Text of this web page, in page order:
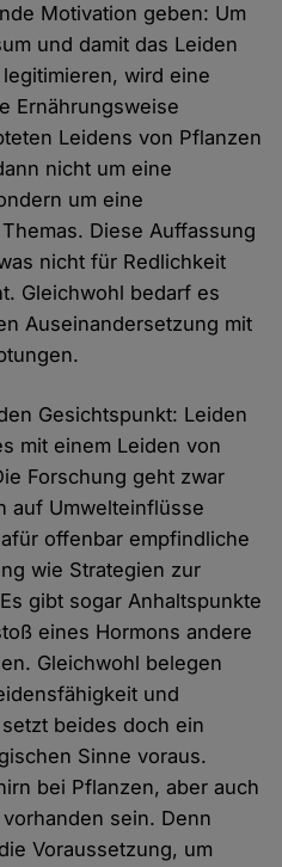
Motivation geben: Um
und damit das Leiden
wird eine
Ernährungsweise
Leidens von Pflanzen
nicht um eine
um eine
Diese Auffassung
nicht für Redlichkeit
Gleichwohl bedarf es
Auseinandersetzung mit
Gesichtspunkt: Leiden
mit einem Leiden von
Forschung geht zwar
auf Umwelteinflüsse
offenbar empfindliche
wie Strategien zur
gibt sogar Anhaltspunkte
eines Hormons andere
Gleichwohl belegen
und
beides doch ein
Sinne voraus.
bei Pflanzen, aber auch
sein. Denn
Voraussetzung, um